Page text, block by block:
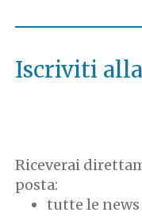
Iscriviti
Riceverai
posta:
tutte le